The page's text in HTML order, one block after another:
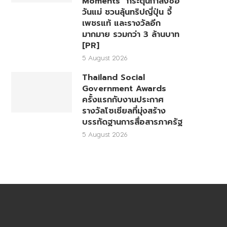
วันแม่ ชวนลุ้นทริปญี่ปุ่น จี้
เพชรแท้ และรางวัลอีก
มากมาย รวมกว่า 3 ล้านบาท
[PR]
5 August 2026
Thailand Social
Government Awards
ครั้งแรกกับงานประกาศ
รางวัลโซเชียลที่มุ่งสร้าง
บรรทัดฐานการสื่อสารภาครัฐ
5 August 2026